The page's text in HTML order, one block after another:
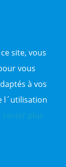
site, vous
vous
à vos
l´utilisation